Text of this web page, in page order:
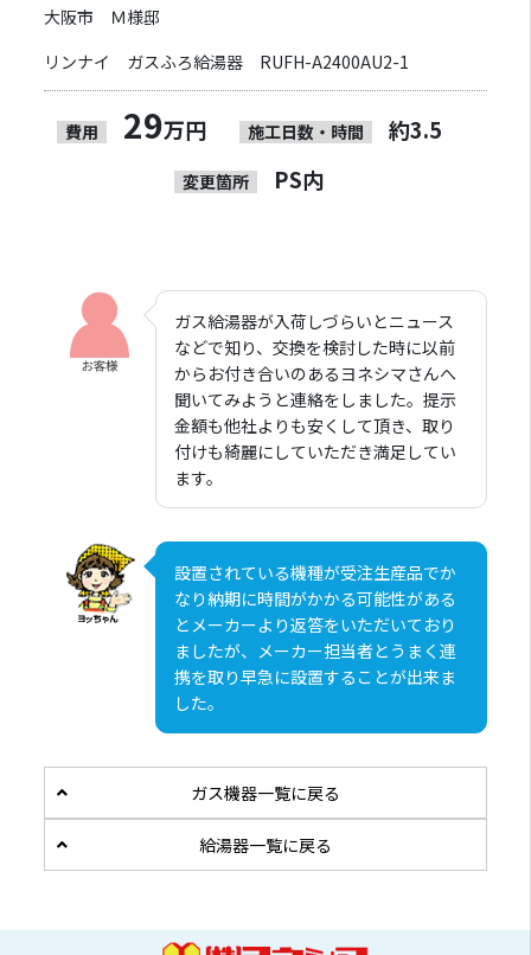
大阪市 Ｍ様邸
リンナイ ガスふろ給湯器 RUFH-A2400AU2-1
費用 29万円 施工日数・時間 約3.5
変更箇所 PS内
ガス給湯器が入荷しづらいとニュース
などで知り、交換を検討した時に以前
からお付き合いのあるヨネシマさんへ
聞いてみようと連絡をしました。提示
金額も他社よりも安くして頂き、取り
付けも綺麗にしていただき満足してい
ます。
設置されている機種が受注生産品でか
なり納期に時間がかかる可能性がある
とメーカーより返答をいただいており
ましたが、メーカー担当者とうまく連
携を取り早急に設置することが出来ま
した。
ガス機器一覧に戻る
給湯器一覧に戻る